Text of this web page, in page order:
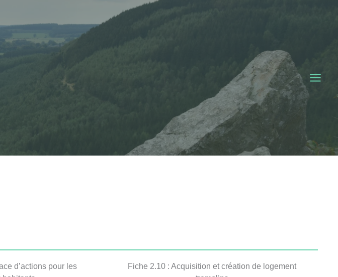
d’actions pour les
Fiche 2.10 : Acquisition et création de logement